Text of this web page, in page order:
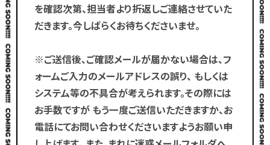
を確認次第、担当者より折返しご連絡させていた
だきます。今しばらくお待ちくださいませ。
※ご送信後、ご確認メールが届かない場合は、フ
ォームご入力のメールアドレスの誤り、 もしくは
システム等の不具合が考えられます。その際には
お手数ですがもう一度ご送信いただきますか、お
電話にてお問い合わせくださいますようお願い申